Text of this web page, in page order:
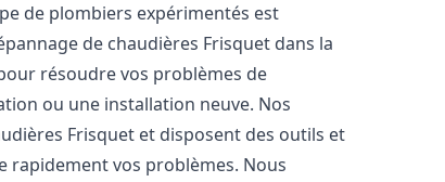
de plombiers expérimentés est
de chaudières Frisquet dans la
résoudre vos problèmes de
ou une installation neuve. Nos
Frisquet et disposent des outils et
rapidement vos problèmes. Nous